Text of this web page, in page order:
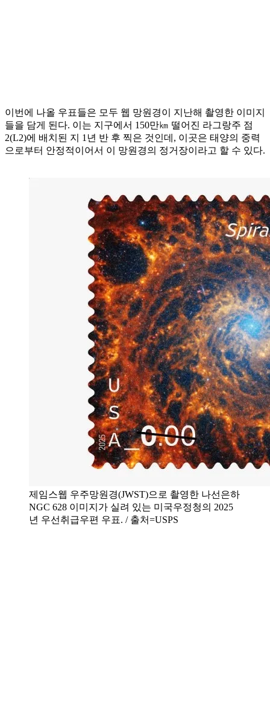
이번에 나올 우표들은 모두 웹 망원경이 지난해 촬영한 이미지
들을 담게 된다. 이는 지구에서 150만㎞ 떨어진 라그랑주 점
2(L2)에 배치된 지 1년 반 후 찍은 것인데, 이곳은 태양의 중력
으로부터 안정적이어서 이 망원경의 정거장이라고 할 수 있다.
제임스웹 우주망원경(JWST)으로 촬영한 나선은하
NGC 628 이미지가 실려 있는 미국우정청의 2025
년 우선취급우편 우표. / 출처=USPS